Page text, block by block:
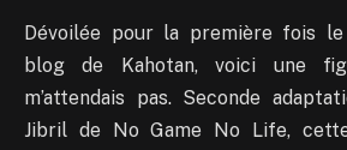
Dévoilée pour la première fois le
blog de Kahotan, voici une
m’attendais pas. Seconde
Jibril de No Game No Life,